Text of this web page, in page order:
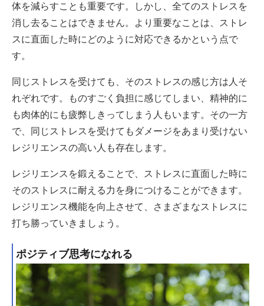
体を減らすことも重要です。しかし、全てのストレスを
消し去ることはできません。より重要なことは、ストレ
スに直面した時にどのように対応できるかという点で
す。
同じストレスを受けても、そのストレスの感じ方は人そ
れぞれです。ものすごく負担に感じてしまい、精神的に
も肉体的にも疲弊しきってしまう人もいます。その一方
で、同じストレスを受けてもダメージをあまり受けない
レジリエンスの高い人も存在します。
レジリエンスを鍛えることで、ストレスに直面した時に
そのストレスに耐える力を身につけることができます。
レジリエンス機能を向上させて、さまざまなストレスに
打ち勝っていきましょう。
ポジティブ思考になれる